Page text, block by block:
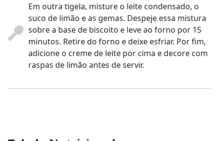
Em outra tigela, misture o leite condensado, o
suco de limão e as gemas. Despeje essa mistura
sobre a base de biscoito e leve ao forno por 15
minutos. Retire do forno e deixe esfriar. Por fim,
adicione o creme de leite por cima e decore com
raspas de limão antes de servir.